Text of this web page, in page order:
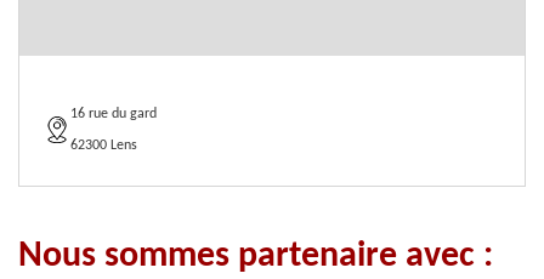
16 rue du gard
62300 Lens
Nous sommes partenaire avec :